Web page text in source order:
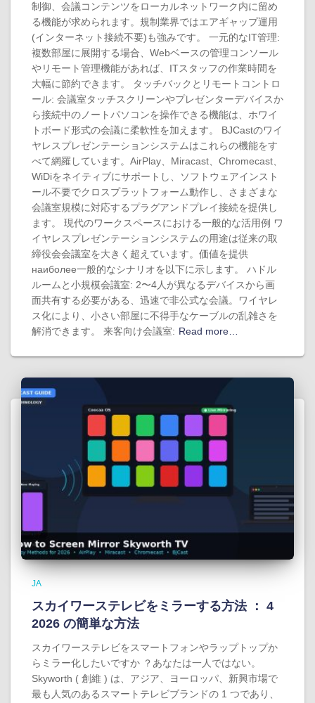
制御、会議コンテンツをローカルネットワーク内に留め
る機能が求められます。規制業界ではエアギャップ運用
(インターネット接続不要)も強みです。 一元的なIT管理:
複数部屋に展開する場合、Webベースの管理コンソール
やリモート管理機能があれば、ITスタッフの作業時間を
大幅に節約できます。 タッチバックとリモートコントロ
ール: 会議室タッチスクリーンやプレゼンターデバイスか
ら接続中のノートパソコンを操作できる機能は、ホワイ
トボード形式の会議に柔軟性を加えます。 BJCastのワイ
ヤレスプレゼンテーションシステムはこれらの機能をす
べて網羅しています。AirPlay、Miracast、Chromecast、
WiDiをネイティブにサポートし、ソフトウェアインスト
ール不要でクロスプラットフォーム動作し、さまざまな
会議室規模に対応するプラグアンドプレイ接続を提供し
ます。 現代のワークスペースにおける一般的な活用例 ワ
イヤレスプレゼンテーションシステムの用途は従来の取
締役会会議室を大きく超えています。価値を提供
наиболее一般的なシナリオを以下に示します。 ハドル
ルームと小規模会議室: 2〜4人が異なるデバイスから画
面共有する必要がある、迅速で非公式な会議。ワイヤレ
ス化により、小さい部屋に不得手なケーブルの乱雑さを
解消できます。 来客向け会議室: Read more…
JA
スカイワーステレビをミラーする方法 ： 4
2026 の簡単な方法
スカイワーステレビをスマートフォンやラップトップか
らミラー化したいですか ？あなたは一人ではない。
Skyworth ( 創維 ) は、アジア、ヨーロッパ、新興市場で
最も人気のあるスマートテレビブランドの 1 つであり、